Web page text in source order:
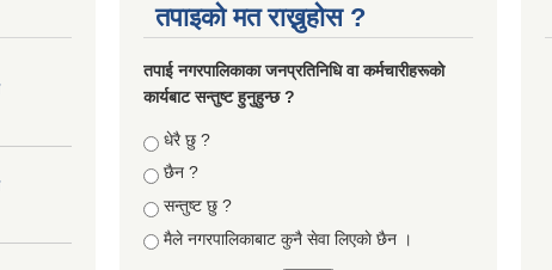
तपाइको मत राख्नुहोस ?
तपा‌ई नगरपालिकाका जनप्रतिनिधि वा कर्मचारीहरूकाे
कार्यबाट सन्तुष्ट हुनुहुन्छ ?
Choices
धेरै छु ?
छैन ?
सन्तुष्ट छु ?
मैले नगरपालिकाबाट कुनै सेवा लिएकाे छैन ।